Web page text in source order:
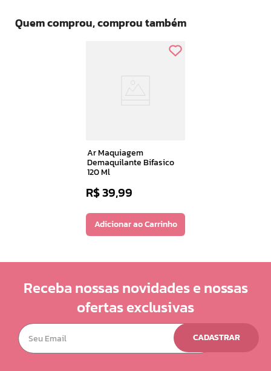
Quem comprou, comprou também
Ar Maquiagem
Demaquilante Bifasico
120 Ml
R$39,99
Adicionar ao Carrinho
Receba nossas novidades e nossas
ofertas exclusivas
CADASTRAR